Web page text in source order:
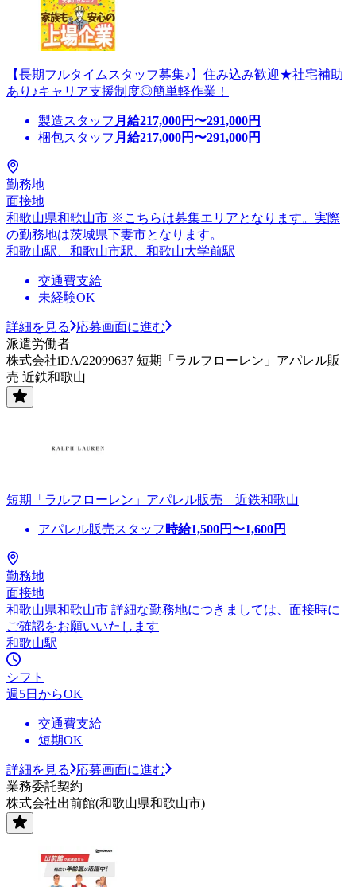
【長期フルタイムスタッフ募集♪】住み込み歓迎★社宅補助
あり♪キャリア支援制度◎簡単軽作業！
製造スタッフ 月給217,000円〜291,000円
梱包スタッフ 月給217,000円〜291,000円
勤務地
面接地
和歌山県和歌山市 ※こちらは募集エリアとなります。実際
の勤務地は茨城県下妻市となります。
和歌山駅、和歌山市駅、和歌山大学前駅
交通費支給
未経験OK
詳細を見る
応募画面に進む
派遣労働者
株式会社iDA/22099637 短期「ラルフローレン」アパレル販
売 近鉄和歌山
短期「ラルフローレン」アパレル販売 近鉄和歌山
アパレル販売スタッフ 時給1,500円〜1,600円
勤務地
面接地
和歌山県和歌山市 詳細な勤務地につきましては、面接時に
ご確認をお願いいたします
和歌山駅
シフト
週5日からOK
交通費支給
短期OK
詳細を見る
応募画面に進む
業務委託契約
株式会社出前館(和歌山県和歌山市)